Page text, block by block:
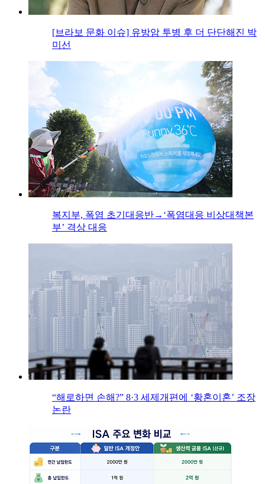
[브라보 문화 이슈] 유방암 투병 후 더 단단해진 박
미선
복지부, 폭염 초기대응반→‘폭염대응 비상대책본
부’ 격상 대응
“해로하면 손해?” 8·3 세제개편에 ‘황혼이혼’ 조장
논란